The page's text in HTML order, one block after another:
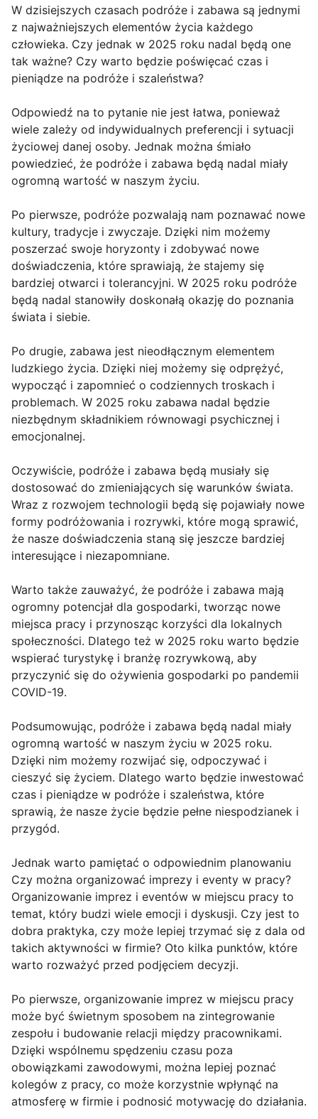
W dzisiejszych czasach podróże i zabawa są jednymi
z najważniejszych elementów życia każdego
człowieka. Czy jednak w 2025 roku nadal będą one
tak ważne? Czy warto będzie poświęcać czas i
pieniądze na podróże i szaleństwa?
Odpowiedź na to pytanie nie jest łatwa, ponieważ
wiele zależy od indywidualnych preferencji i sytuacji
życiowej danej osoby. Jednak można śmiało
powiedzieć, że podróże i zabawa będą nadal miały
ogromną wartość w naszym życiu.
Po pierwsze, podróże pozwalają nam poznawać nowe
kultury, tradycje i zwyczaje. Dzięki nim możemy
poszerzać swoje horyzonty i zdobywać nowe
doświadczenia, które sprawiają, że stajemy się
bardziej otwarci i tolerancyjni. W 2025 roku podróże
będą nadal stanowiły doskonałą okazję do poznania
świata i siebie.
Po drugie, zabawa jest nieodłącznym elementem
ludzkiego życia. Dzięki niej możemy się odprężyć,
wypocząć i zapomnieć o codziennych troskach i
problemach. W 2025 roku zabawa nadal będzie
niezbędnym składnikiem równowagi psychicznej i
emocjonalnej.
Oczywiście, podróże i zabawa będą musiały się
dostosować do zmieniających się warunków świata.
Wraz z rozwojem technologii będą się pojawiały nowe
formy podróżowania i rozrywki, które mogą sprawić,
że nasze doświadczenia staną się jeszcze bardziej
interesujące i niezapomniane.
Warto także zauważyć, że podróże i zabawa mają
ogromny potencjał dla gospodarki, tworząc nowe
miejsca pracy i przynosząc korzyści dla lokalnych
społeczności. Dlatego też w 2025 roku warto będzie
wspierać turystykę i branżę rozrywkową, aby
przyczynić się do ożywienia gospodarki po pandemii
COVID-19.
Podsumowując, podróże i zabawa będą nadal miały
ogromną wartość w naszym życiu w 2025 roku.
Dzięki nim możemy rozwijać się, odpoczywać i
cieszyć się życiem. Dlatego warto będzie inwestować
czas i pieniądze w podróże i szaleństwa, które
sprawią, że nasze życie będzie pełne niespodzianek i
przygód.
Jednak warto pamiętać o odpowiednim planowaniu
Czy można organizować imprezy i eventy w pracy?
Organizowanie imprez i eventów w miejscu pracy to
temat, który budzi wiele emocji i dyskusji. Czy jest to
dobra praktyka, czy może lepiej trzymać się z dala od
takich aktywności w firmie? Oto kilka punktów, które
warto rozważyć przed podjęciem decyzji.
Po pierwsze, organizowanie imprez w miejscu pracy
może być świetnym sposobem na zintegrowanie
zespołu i budowanie relacji między pracownikami.
Dzięki wspólnemu spędzeniu czasu poza
obowiązkami zawodowymi, można lepiej poznać
kolegów z pracy, co może korzystnie wpłynąć na
atmosferę w firmie i podnosić motywację do działania.